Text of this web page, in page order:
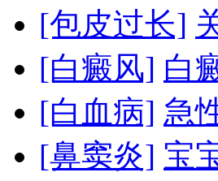
[包皮过长]
[白癜风] 白
[白血病] 急
[鼻窦炎] 宝